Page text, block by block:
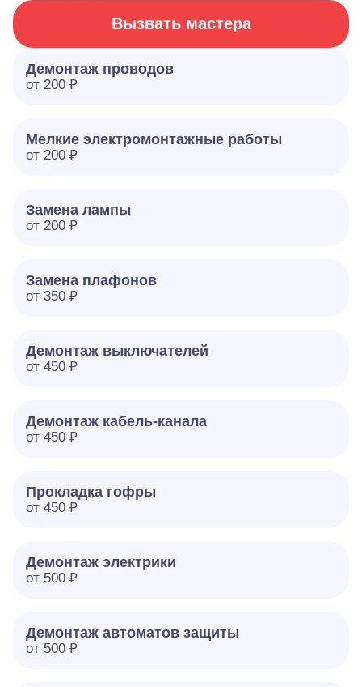
Вызвать мастера
Демонтаж проводов
от 200 ₽
Мелкие электромонтажные работы
от 200 ₽
Замена лампы
от 200 ₽
Замена плафонов
от 350 ₽
Демонтаж выключателей
от 450 ₽
Демонтаж кабель-канала
от 450 ₽
Прокладка гофры
от 450 ₽
Демонтаж электрики
от 500 ₽
Демонтаж автоматов защиты
от 500 ₽